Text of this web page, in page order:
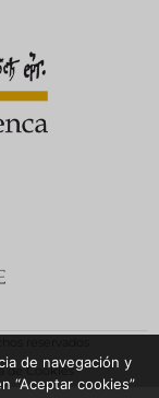
de Cookies
de navegación y
“Aceptar cookies”